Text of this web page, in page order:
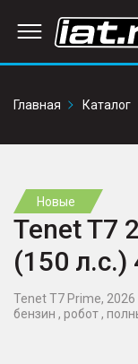
Главная
Каталог
Новые
Tenet T7
(150 л.с.)
Tenet T7 Prime, 2026
бензин , робот ,